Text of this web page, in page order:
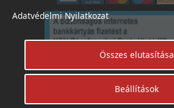
Árukereső.hu
Adatvédelmi Nyilatkozat
Összes elutasítása
Beállítások